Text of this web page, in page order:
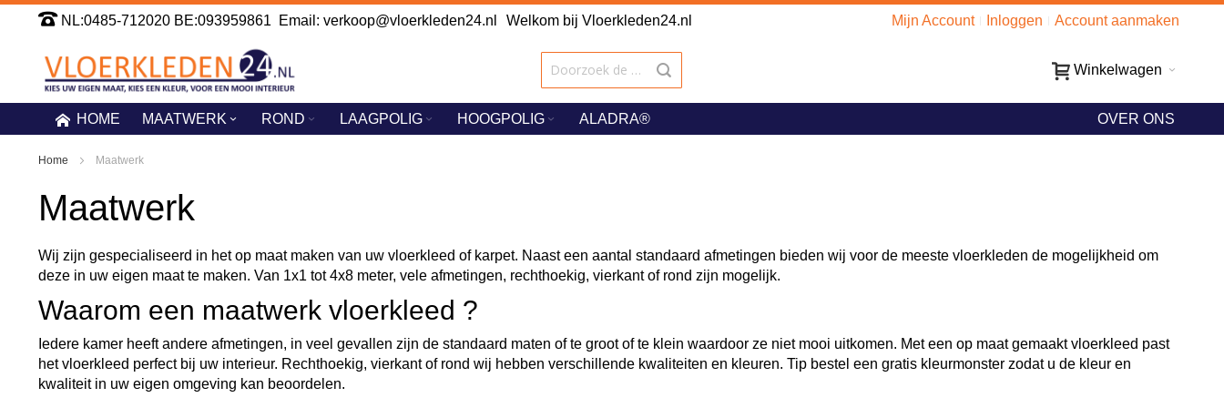
Ga
de
inhoud
NL:0485-712020 BE:093959861 Email: verkoop@vloerkleden24.nl Welkom bij Vloerkleden24.nl Mijn Account Inloggen Account aanmaken
Winkelwagen
HOME MAATWERK ROND LAAGPOLIG HOOGPOLIG ALADRA® OVER ONS
Home Maatwerk
Maatwerk
Wij zijn gespecialiseerd in het op maat maken van uw vloerkleed of karpet. Naast een aantal standaard afmetingen bieden wij voor de meeste vloerkleden de mogelijkheid om
deze in uw eigen maat te maken. Van 1x1 tot 4x8 meter, vele afmetingen, rechthoekig, vierkant of rond zijn mogelijk.
Waarom een maatwerk vloerkleed ?
Iedere kamer heeft andere afmetingen, in veel gevallen zijn de standaard maten of te groot of te klein waardoor ze niet mooi uitkomen. Met een op maat gemaakt vloerkleed past
het vloerkleed perfect bij uw interieur. Rechthoekig, vierkant of rond wij hebben verschillende kwaliteiten en kleuren. Tip bestel een gratis kleurmonster zodat u de kleur en
kwaliteit in uw eigen omgeving kan beoordelen.